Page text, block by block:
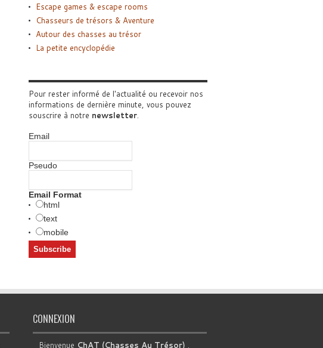
Escape games & escape rooms
Chasseurs de trésors & Aventure
Autour des chasses au trésor
La petite encyclopédie
Pour rester informé de l'actualité ou recevoir nos
informations de dernière minute, vous pouvez
souscrire à notre newsletter.
Email
Pseudo
Email Format
html
text
mobile
CONNEXION
Bienvenue ChAT (Chasses Au Trésor) .